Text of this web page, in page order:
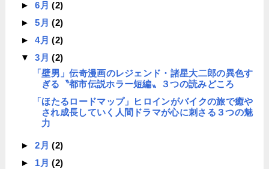
►6月(2)
►5月(2)
►4月(2)
▼3月(2)
「壁男」伝奇漫画のレジェンド・諸星大二郎の異色す
ぎる〝都市伝説ホラー短編〟３つの読みどころ
「ほたるロードマップ」ヒロインがバイクの旅で癒や
され成長していく人間ドラマが心に刺さる３つの魅
力
►2月(2)
► 1月(2)